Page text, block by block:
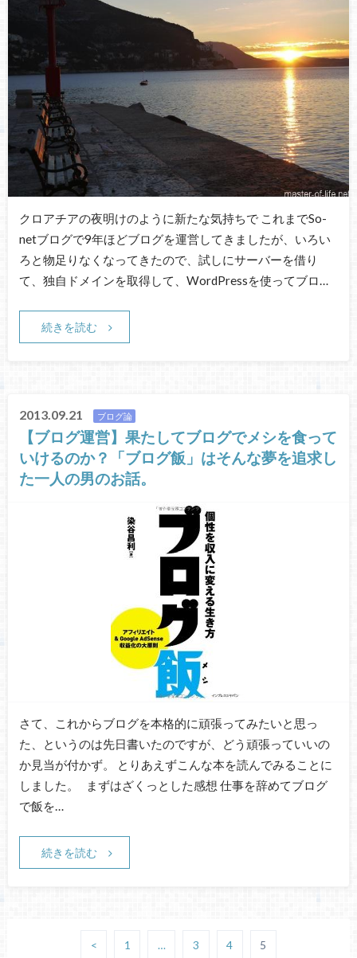
クロアチアの夜明けのように新たな気持ちで これまでSo-
netブログで9年ほどブログを運営してきましたが、いろい
ろと物足りなくなってきたので、試しにサーバーを借り
て、独自ドメインを取得して、WordPressを使ってブロ…
続きを読む
2013.09.21 ブログ論
【ブログ運営】果たしてブログでメシを食って
いけるのか？「ブログ飯」はそんな夢を追求し
た一人の男のお話。
さて、これからブログを本格的に頑張ってみたいと思っ
た、というのは先日書いたのですが、どう頑張っていいの
か見当が付かず。 とりあえずこんな本を読んでみることに
しました。 まずはざくっとした感想 仕事を辞めてブログ
で飯を…
続きを読む
< 1 … 3 4 5